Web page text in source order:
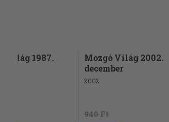
Világ 1987.
Mozgó Világ 2002.
december
2002
940 Ft